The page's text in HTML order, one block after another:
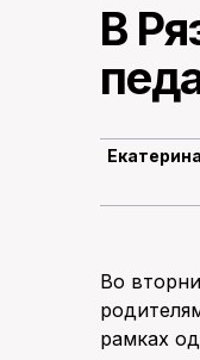
В
Во
рамках